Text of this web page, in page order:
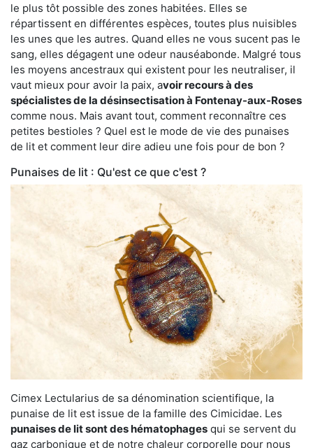
le plus tôt possible des zones habitées. Elles se
répartissent en différentes espèces, toutes plus nuisibles
les unes que les autres. Quand elles ne vous sucent pas le
sang, elles dégagent une odeur nauséabonde. Malgré tous
les moyens ancestraux qui existent pour les neutraliser, il
vaut mieux pour avoir la paix, avoir recours à des
spécialistes de la désinsectisation à Fontenay-aux-Roses
comme nous. Mais avant tout, comment reconnaître ces
petites bestioles ? Quel est le mode de vie des punaises
de lit et comment leur dire adieu une fois pour de bon ?
Punaises de lit : Qu'est ce que c'est ?
Cimex Lectularius de sa dénomination scientifique, la
punaise de lit est issue de la famille des Cimicidae. Les
punaises de lit sont des hématophages qui se servent du
gaz carbonique et de notre chaleur corporelle pour nous